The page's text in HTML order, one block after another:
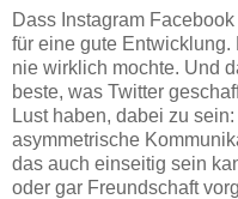
Dass Instagram
für eine gute
nie wirklich mochte. Und
beste, was Twitter
Lust haben, dabei zu
asymmetrische
das auch einseitig sein
oder gar Freundschaft